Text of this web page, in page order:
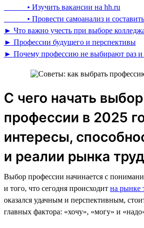
• Изучить вакансии на hh.ru
• Провести самоанализ и составить
► Что важно учесть при выборе
► Профессии будущего и перспективы
► Почему профессию не выбирают раз и
С чего начать выбор
профессии в 2025
интересы,
и реалии рынка
Выбор профессии начинается с
и того, что сегодня происходит на рынке
оказался удачным и перспективным,
главных фактора: «хочу», «могу» и